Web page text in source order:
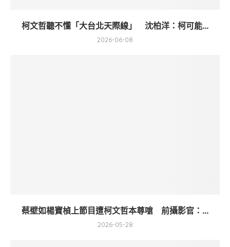
柯文哲聽不懂「大台北天際線」 沈柏洋：柯可能...
2026-06-08
蔡壁如楊寶楨上節目遭柯文哲本尊嗆 前攝影官：...
2026-05-28